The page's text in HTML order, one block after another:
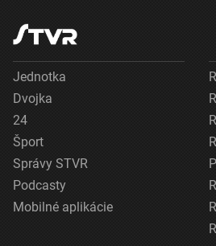
Jednotka
Dvojka
24
Šport
Správy STVR
Podcasty
Mobilné aplikácie